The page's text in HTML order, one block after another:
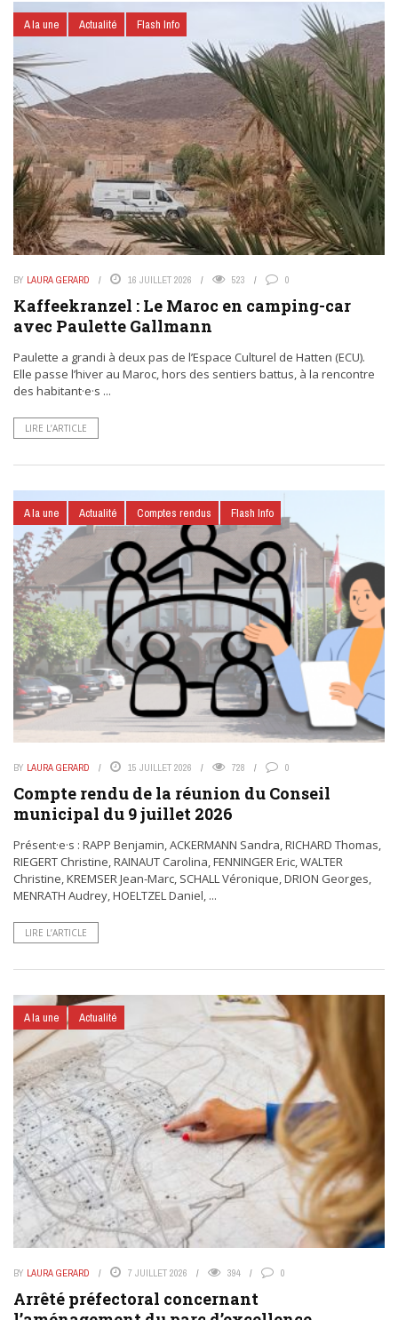
A la une Actualité Flash Info
BY LAURA GERARD 16 JUILLET 2026 523 0
Kaffeekranzel : Le Maroc en camping-car
avec Paulette Gallmann
Paulette a grandi à deux pas de l’Espace Culturel de Hatten (ECU).
Elle passe l’hiver au Maroc, hors des sentiers battus, à la rencontre
des habitant·e·s ...
LIRE L’ARTICLE
A la une Actualité Comptes rendus Flash Info
BY LAURA GERARD 15 JUILLET 2026 728 0
Compte rendu de la réunion du Conseil
municipal du 9 juillet 2026
Présent·e·s : RAPP Benjamin, ACKERMANN Sandra, RICHARD Thomas,
RIEGERT Christine, RAINAUT Carolina, FENNINGER Eric, WALTER
Christine, KREMSER Jean-Marc, SCHALL Véronique, DRION Georges,
MENRATH Audrey, HOELTZEL Daniel, ...
LIRE L’ARTICLE
A la une Actualité
BY LAURA GERARD 7 JUILLET 2026 394 0
Arrêté préfectoral concernant